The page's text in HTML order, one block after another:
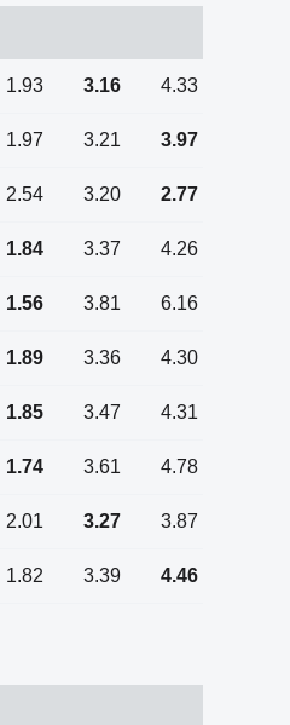
1.93 3.16 4.33
1.97 3.21 3.97
2.54 3.20 2.77
1.84 3.37 4.26
1.56 3.81 6.16
1.89 3.36 4.30
1.85 3.47 4.31
1.74 3.61 4.78
2.01 3.27 3.87
1.82 3.39 4.46